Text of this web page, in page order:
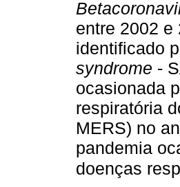
entre 2002 e
identificado
syndrome -
ocasionada
respiratória
MERS) no
pandemia
doenças